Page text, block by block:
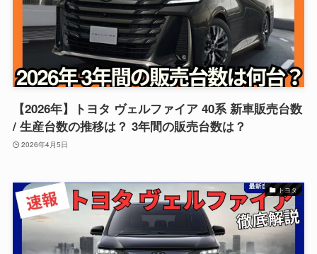
【2026年】トヨタ ヴェルファイア 40系 新車販売台数
/ 生産台数の推移は？ 3年間の販売台数は？
2026年4月5日
トヨタ